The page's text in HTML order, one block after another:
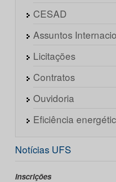
CESAD
Assuntos
Licitações
Contratos
Ouvidoria
Eficiência
Notícias UFS
Inscrições